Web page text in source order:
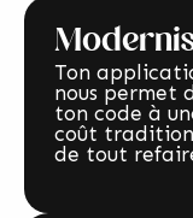
Ton
nous permet
ton code à
coût
de tout